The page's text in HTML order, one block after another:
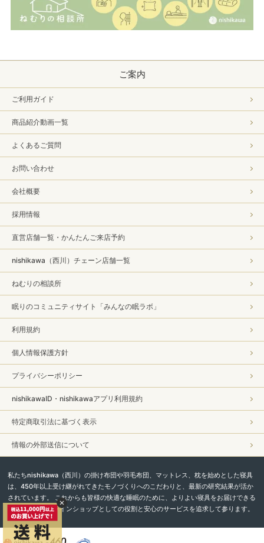
ご案内
ご利用ガイド
商品紹介動画一覧
よくあるご質問
お問い合わせ
会社概要
採用情報
直営店舗一覧・かんたんご来店予約
nishikawa（西川）チェーン店舗一覧
ねむりの相談所
眠りのコミュニティサイト「みんなの眠ラボ」
利用規約
個人情報保護方針
プライバシーポリシー
nishikawaID・nishikawaアプリ利用規約
特定商取引法に基づく表示
情報の外部送信について
私たちnishikawa（西川）の掛け布団や羽毛布団、マットレス、枕を始めとした寝具
は、450年以上受け継がれてきたモノづくりへのこだわりと、最新の研究結果が活か
されています。 これからも皆様の快適な睡眠のために、よりよい寝具をお届けできる
よう、直営オンラインショップとしての役割と安心のサービスを追求して参ります。